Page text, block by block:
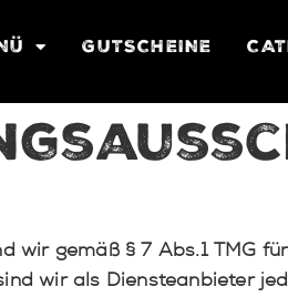
GUTSCHEINE
wir gemäß § 7 Abs.1 TMG
wir als Diensteanbieter